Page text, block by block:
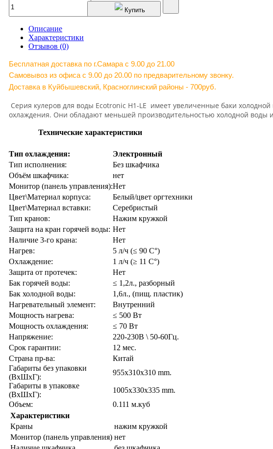
Купить
Описание
Характеристики
Отзывов (0)
Бесплатная доставка по г.Самара c 9.00 до 21.00
Самовывоз из офиса с 9.00 до 20.00 по предварительному звонку.
Доставка в Куйбышевский, Красноглинский районы - 700руб.
Серия кулеров для воды Ecotronic H1-LE имеет увеличенные баки
охлаждения. Они обладают меньшей производительностью холодной
Технические характеристики
Тип охлаждения:
Электронный
Тип исполнения:
Без шкафчика
Объём шкафчика:
нет
Монитор (панель управления):Нет
Цвет\Материал корпуса:
Белый/цвет оргтехники
Цвет\Материал вставки:
Серебристый
Тип кранов:
Нажим кружкой
Защита на кран горячей воды: Нет
Наличие 3-го крана:
Нет
Нагрев:
5 л/ч (≤ 90 C°)
Охлаждение:
1 л/ч (≥ 11 C°)
Защита от протечек:
Нет
Бак горячей воды:
≤ 1,2л., разборный
Бак холодной воды:
1,6л., (пищ. пластик)
Нагревательный элемент:
Внутренний
Мощность нагрева:
≤ 500 Вт
Мощность охлаждения:
≤ 70 Вт
Напряжение:
220-230В \ 50-60Гц.
Срок гарантии:
12 мес.
Страна пр-ва:
Китай
Габариты без упаковки
(ВxШxГ):
955x310x310 mm.
Габариты в упаковке
(ВxШxГ):
1005x330x335 mm.
Объем:
0.111 м.куб
Характеристики
Краны
нажим кружкой
Монитор (панель управления) нет